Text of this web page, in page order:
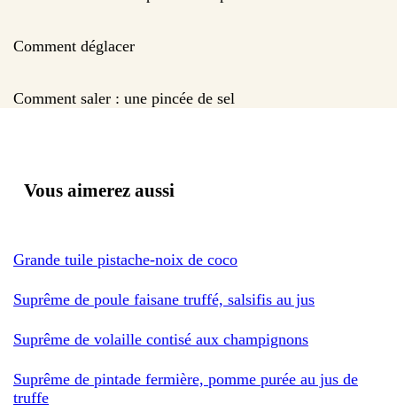
Comment déglacer
Comment saler : une pincée de sel
Vous aimerez aussi
Grande tuile pistache-noix de coco
Suprême de poule faisane truffé, salsifis au jus
Suprême de volaille contisé aux champignons
Suprême de pintade fermière, pomme purée au jus de
truffe